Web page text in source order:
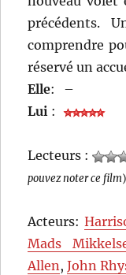
précédents.
comprendre
réservé un
Elle:
–
Lui :
Lecteurs :
pouvez noter ce film)
Acteurs:
Mads
Allen,John